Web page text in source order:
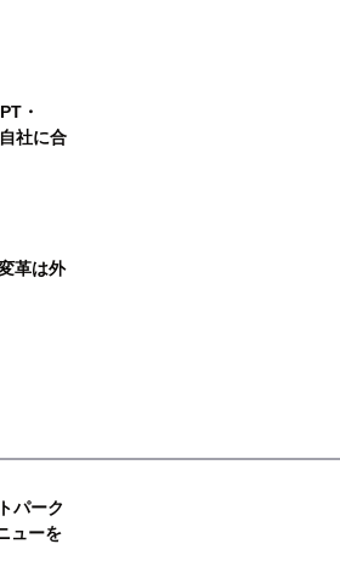
・
社に合
革は外
パーク
ューを